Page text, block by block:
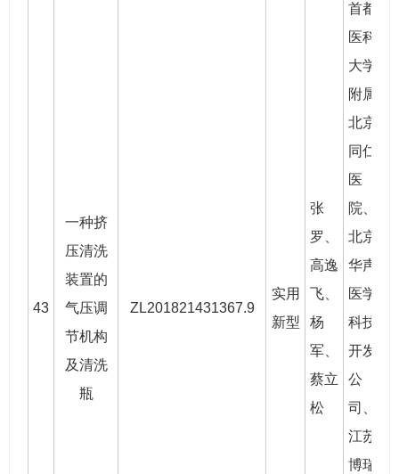
43
一种挤
压清洗
装置的
气压调
节机构
及清洗
瓶
ZL201821431367.9
实用
新型
张
罗
高逸
飞、
杨
军、
蔡立
松
首都
医科
大学
附属
北京
同仁
医
院、
北京
华声
医学
科技
开发
公
司、
江苏
博瑞